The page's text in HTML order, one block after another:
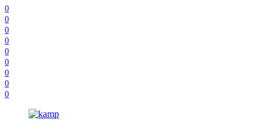
0
0
0
0
0
0
0
0
0